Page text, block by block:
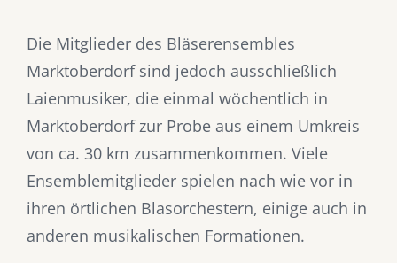
Die Mitglieder des Bläserensembles
Marktoberdorf sind jedoch ausschließlich
Laienmusiker, die einmal wöchentlich in
Marktoberdorf zur Probe aus einem Umkreis
von ca. 30 km zusammenkommen. Viele
Ensemblemitglieder spielen nach wie vor in
ihren örtlichen Blasorchestern, einige auch in
anderen musikalischen Formationen.